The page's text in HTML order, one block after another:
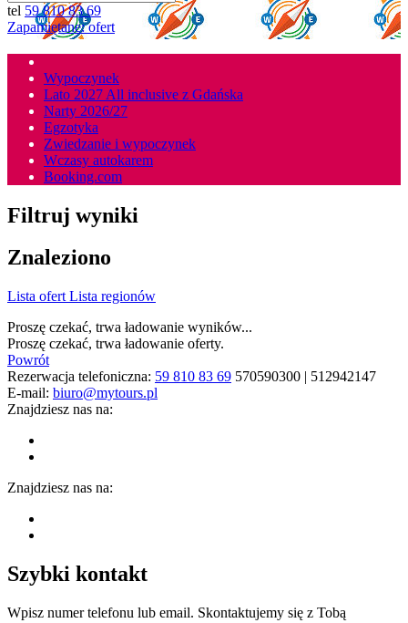
tel 59 810 83 69
Zapamiętane:ofert
Wypoczynek
Lato 2027 All inclusive z Gdańska
Narty 2026/27
Egzotyka
Zwiedzanie i wypoczynek
Wczasy autokarem
Booking.com
Filtruj wyniki
Znaleziono
Lista ofert Lista regionów
Proszę czekać, trwa ładowanie wyników...
Proszę czekać, trwa ładowanie oferty.
Powrót
Rezerwacja telefoniczna: 59 810 83 69 570590300 | 512942147
E-mail: biuro@mytours.pl
Znajdziesz nas na:
Znajdziesz nas na:
Szybki kontakt
Wpisz numer telefonu lub email. Skontaktujemy się z Tobą